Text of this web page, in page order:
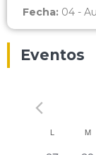
Fecha: 04 -
Eventos
L M